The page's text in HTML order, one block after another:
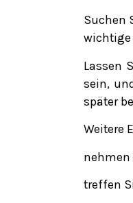
Suchen
wichtige
Lassen
sein,
später
Weitere
nehmen
treffen